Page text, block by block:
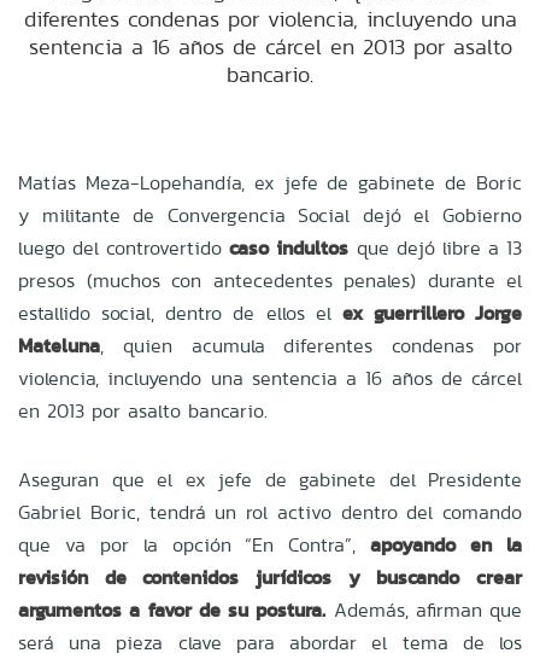
diferentes condenas por violencia, incluyendo una
sentencia a 16 años de cárcel en 2013 por asalto
bancario.
Matías Meza-Lopehandía, ex jefe de gabinete de Boric
y militante de Convergencia Social dejó el Gobierno
luego del controvertidocaso indultos que dejó libre a 13
presos (muchos con antecedentes penales) durante el
estallido social, dentro de ellos el ex guerrillero Jorge
Mateluna, quien acumula diferentes condenas por
violencia, incluyendo una sentencia a 16 años de cárcel
en 2013 por asalto bancario.
Aseguran que el ex jefe de gabinete del Presidente
Gabriel Boric, tendrá un rol activo dentro del comando
que va por la opción “En Contra”,apoyando en la
revisión de contenidos jurídicos y buscando crear
argumentos a favor de su postura. Además, afirman que
será una pieza clave para abordar el tema de los